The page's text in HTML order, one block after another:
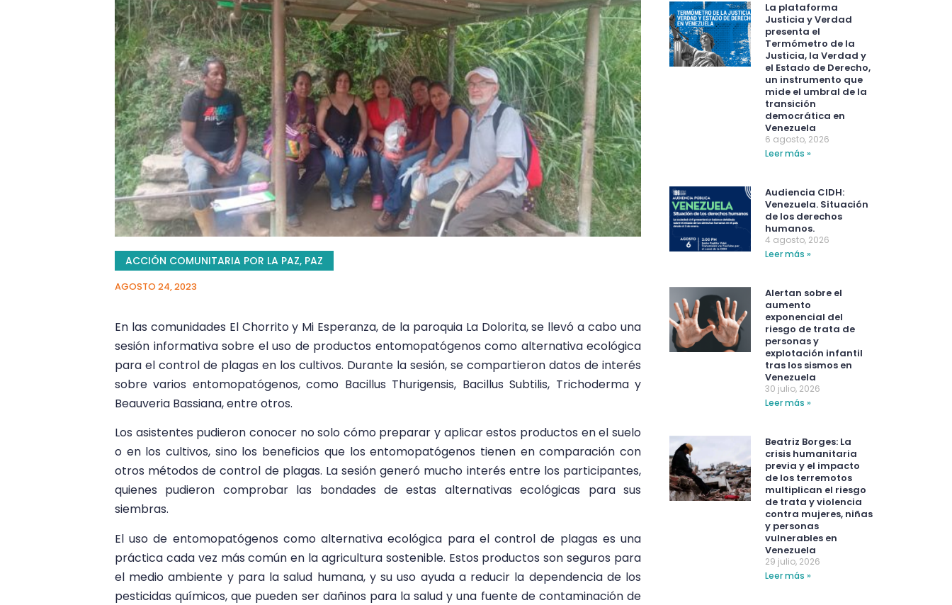
ACCIÓN COMUNITARIA POR LA PAZ, PAZ
AGOSTO 24, 2023
En las comunidades El Chorrito y Mi Esperanza, de la paroquia La Dolorita, se llevó a cabo una
sesión informativa sobre el uso de productos entomopatógenos como alternativa ecológica
para el control de plagas en los cultivos. Durante la sesión, se compartieron datos de interés
sobre varios entomopatógenos, como Bacillus Thurigensis, Bacillus Subtilis, Trichoderma y
Beauveria Bassiana, entre otros.
Los asistentes pudieron conocer no solo cómo preparar y aplicar estos productos en el suelo
o en los cultivos, sino los beneficios que los entomopatógenos tienen en comparación con
otros métodos de control de plagas. La sesión generó mucho interés entre los participantes,
quienes pudieron comprobar las bondades de estas alternativas ecológicas para sus
siembras.
El uso de entomopatógenos como alternativa ecológica para el control de plagas es una
práctica cada vez más común en la agricultura sostenible. Estos productos son seguros para
el medio ambiente y para la salud humana, y su uso ayuda a reducir la dependencia de los
pesticidas químicos, que pueden ser dañinos para la salud y una fuente de contaminación de
La plataforma
Justicia y Verdad
presenta el
Termómetro de la
Justicia, la Verdad y
el Estado de Derecho,
un instrumento que
mide el umbral de la
transición
democrática en
Venezuela
6 agosto, 2026
Leer más »
Audiencia CIDH:
Venezuela. Situación
de los derechos
humanos.
4 agosto, 2026
Leer más »
Alertan sobre el
aumento
exponencial del
riesgo de trata de
personas y
explotación infantil
tras los sismos en
Venezuela
30 julio, 2026
Leer más »
Beatriz Borges: La
crisis humanitaria
previa y el impacto
de los terremotos
multiplican el riesgo
de trata y violencia
contra mujeres, niñas
y personas
vulnerables en
Venezuela
29 julio, 2026
Leer más »